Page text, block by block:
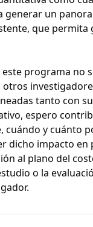
generar un
que permita
este programa no
tanto con
espero
cuándo y cuánto
dicho impacto en
al plano del
o la